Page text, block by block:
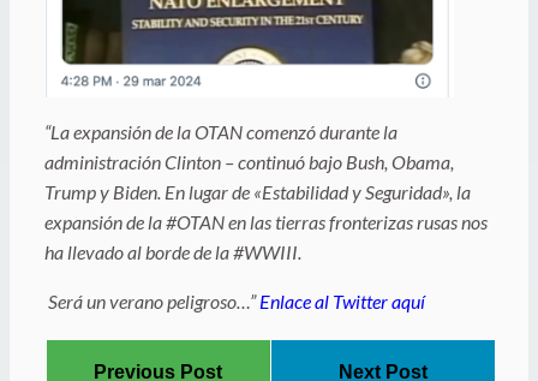
“La expansión de la OTAN comenzó durante la
administración Clinton – continuó bajo Bush, Obama,
Trump y Biden. En lugar de «Estabilidad y Seguridad», la
expansión de la #OTAN en las tierras fronterizas rusas nos
ha llevado al borde de la #WWIII.
Será un verano peligroso…”Enlace al Twitter aquí
Previous Post Next Post